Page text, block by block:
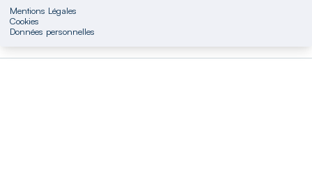
Mentions Légales
Cookies
Données personnelles